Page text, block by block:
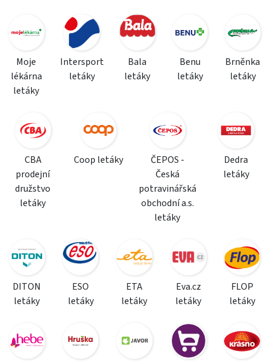
Moje
lékárna
letáky
Intersport
letáky
Bala
letáky
Benu
letáky
Brněnka
letáky
CBA
prodejní
družstvo
letáky
Coop letáky
ČEPOS -
Česká
potravinářská
obchodní a.s.
letáky
Dedra
letáky
DITON
letáky
ESO
letáky
ETA
letáky
Eva.cz
letáky
FLOP
letáky